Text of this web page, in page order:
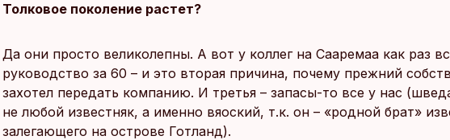
Толковое поколение растет?
Да они просто великолепны. А вот у коллег на Сааремаа как раз
руководство за 60 – и это вторая причина, почему прежний
захотел передать компанию. И третья – запасы-то все у нас
не любой известняк, а именно вяоский, т.к. он – «родной брат»
залегающего на острове Готланд).